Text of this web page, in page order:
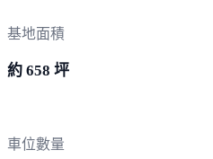
基地面積
約 658 坪
車位數量